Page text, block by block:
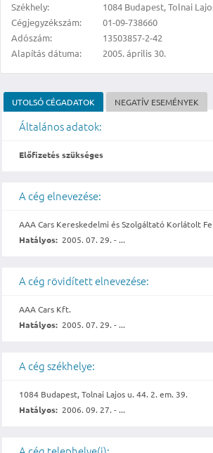
Székhely:
1084 Budapest, Tolnai
Cégjegyzékszám:
01-09-738660
Adószám:
13503857-2-42
Alapítás dátuma:
2005. április 30.
UTOLSÓ CÉGADATOK NEGATÍV ESEMÉNYEK
Általános adatok:
Előfizetés szükséges
A cég elnevezése:
AAA Cars Kereskedelmi és Szolgáltató Korlátolt
Hatályos: 2005. 07. 29. - ...
A cég rövidített elnevezése:
AAA Cars Kft.
Hatályos: 2005. 07. 29. - ...
A cég székhelye:
1084 Budapest, Tolnai Lajos u. 44. 2. em. 39.
Hatályos: 2006. 09. 27. - ...